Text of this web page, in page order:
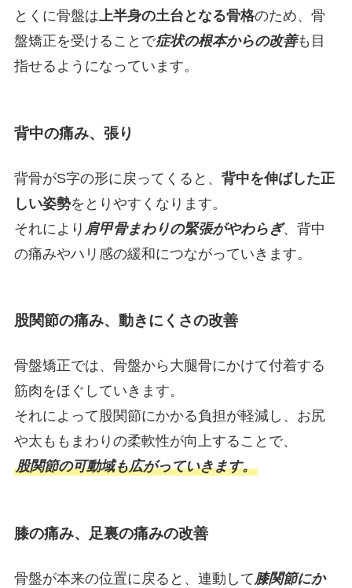
とくに骨盤は上半身の土台となる骨格のため、骨
盤矯正を受けることで症状の根本からの改善も目
指せるようになっています。
背中の痛み、張り
背骨がS字の形に戻ってくると、 背中を伸ばした正
しい姿勢をとりやすくなります。
それにより 肩甲骨まわりの緊張がやわらぎ、背中
の痛みやハリ感の緩和につながっていきます。
股関節の痛み、動きにくさの改善
骨盤矯正では、骨盤から大腿骨にかけて付着する
筋肉をほぐしていきます。
それによって股関節にかかる負担が軽減し、お尻
や太ももまわりの柔軟性が向上することで、
股関節の可動域も広がっていきます。
膝の痛み、足裏の痛みの改善
骨盤が本来の位置に戻ると、連動して膝関節にか